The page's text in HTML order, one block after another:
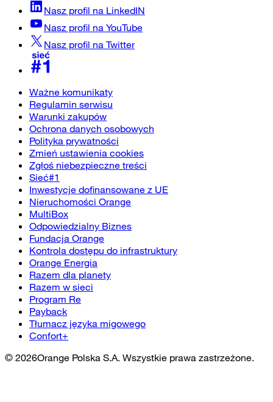
Nasz profil na LinkedIN
Nasz profil na YouTube
Nasz profil na Twitter
Ważne komunikaty
Regulamin serwisu
Warunki zakupów
Ochrona danych osobowych
Polityka prywatności
Zmień ustawienia cookies
Zgłoś niebezpieczne treści
Sieć#1
Inwestycje dofinansowane z UE
Nieruchomości Orange
MultiBox
Odpowiedzialny Biznes
Fundacja Orange
Kontrola dostępu do infrastruktury
Orange Energia
Razem dla planety
Razem w sieci
Program Re
Payback
Tłumacz języka migowego
Confort+
© 2026Orange Polska S.A. Wszystkie prawa zastrzeżone.